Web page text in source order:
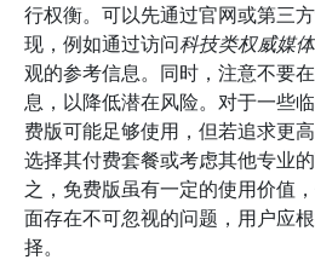
行权衡。可以先通过官网或第三
现，例如通过访问科技类权威媒体
观的参考信息。同时，注意不要
息，以降低潜在风险。对于一些
费版可能足够使用，但若追求更
选择其付费套餐或考虑其他专业
之，免费版虽有一定的使用价值
面存在不可忽视的问题，用户应
择。